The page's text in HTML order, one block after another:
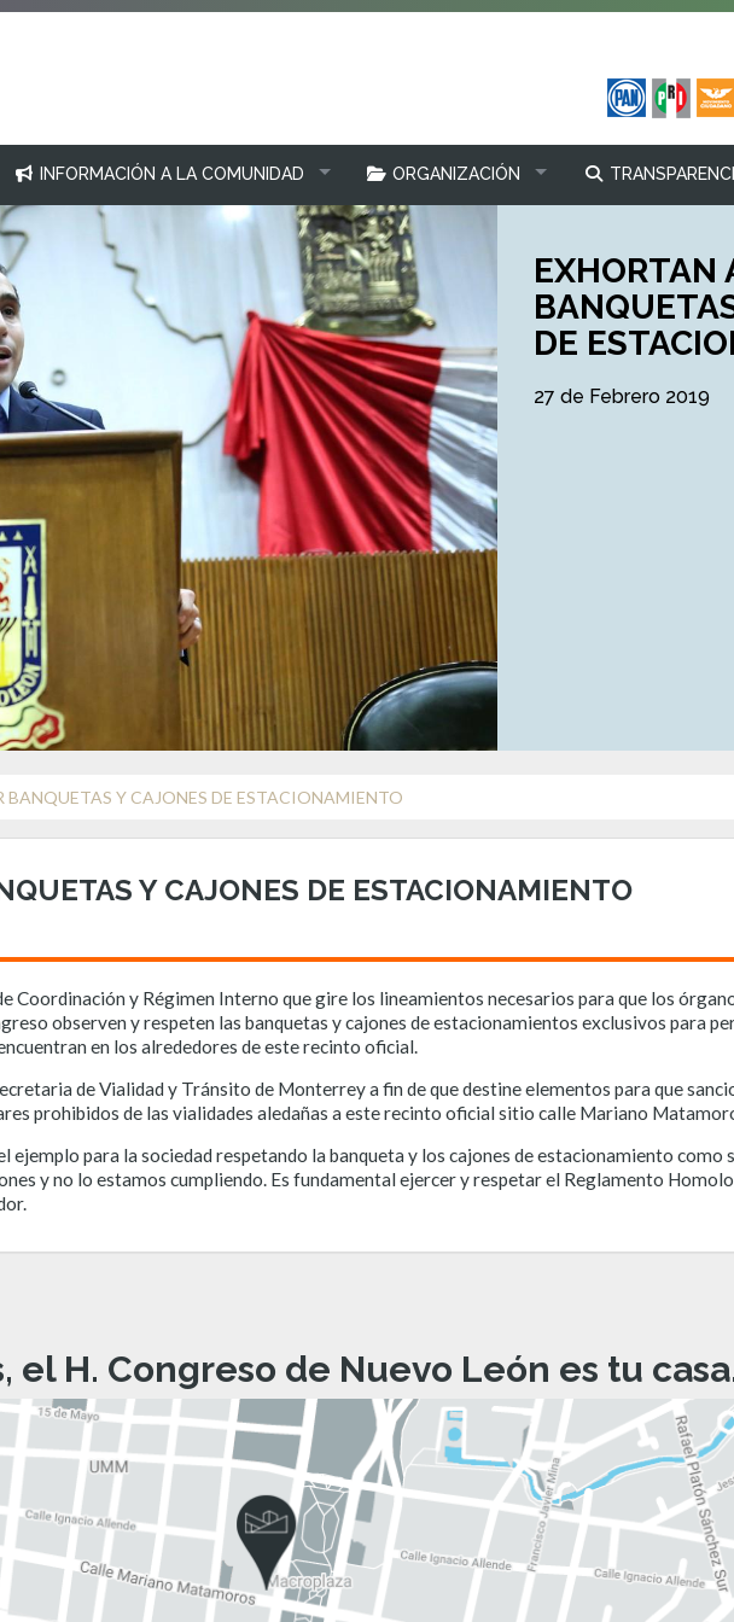
INFORMACIÓN A LA COMUNIDAD ORGANIZACIÓN
EXHORTAN
DE
27 de Febrero 2019
BANQUETAS Y CAJONES DE ESTACIONAMIENTO
Y CAJONES DE ESTACIONAMIENTO
Coordinación y Régimen Interno que gire los lineamientos necesarios para que los
observen y respeten las banquetas y cajones de estacionamientos exclusivos para
en los alrededores de este recinto oficial.
de Vialidad y Tránsito de Monterrey a fin de que destine elementos para que
prohibidos de las vialidades aledañas a este recinto oficial sitio calle Mariano
ejemplo para la sociedad respetando la banqueta y los cajones de estacionamiento como
y no lo estamos cumpliendo. Es fundamental ejercer y respetar el Reglamento
el H. Congreso de Nuevo León es tu